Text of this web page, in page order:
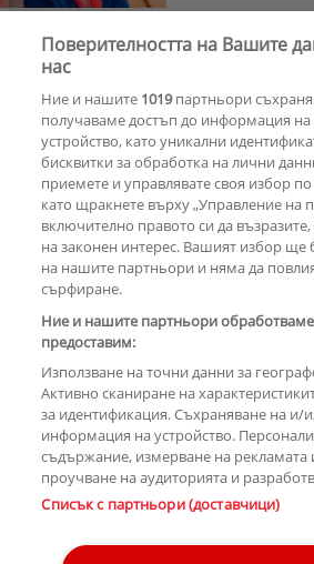
КОМЕНТАРИ
Copyright © 2007-2026 Hotnews.bg. Всички
Поверителността на Вашите
нас
Ние и нашите 1019партньори
получаваме достъп до информация
устройство, като уникални
бисквитки за обработка на лични
приемете и управлявате своя избор
като щракнете върху „Управление на
включително правото си да възразите,
на законен интерес. Вашият избор ще
на нашите партньори и няма да
сърфиране.
Ние и нашите партньори обработваме
предоставим:
Използване на точни данни за
Активно сканиране на
за идентификация. Съхраняване на и/
информация на устройство.
съдържание, измерване на
проучване на аудиторията и
Списък с партньори (доставчици)